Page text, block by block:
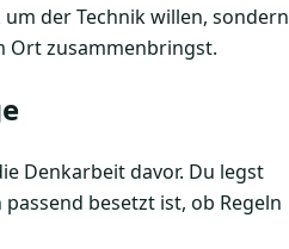
der Technik willen, sondern
Ort zusammenbringst.
Denkarbeit davor. Du legst
besetzt ist, ob Regeln